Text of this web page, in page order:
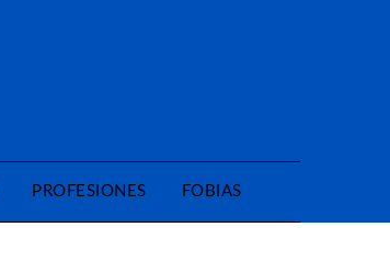
PROFESIONES FOBIAS